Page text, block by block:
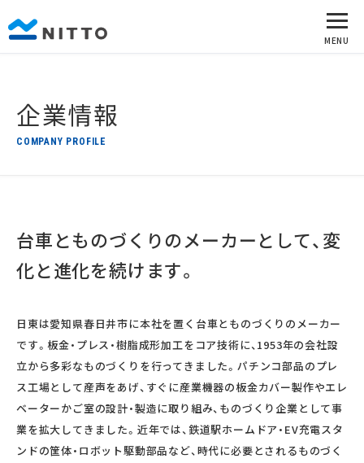
企業情報
COMPANY PROFILE
台車とものづくりのメーカーとして、 変
化と進化を続けます。
日東は愛知県春日井市に本社を置く台車とものづくりのメーカー
です。板金・プレス・樹脂成形加工をコア技術に、1953年の会社設
立から多彩なものづくりを行ってきました。パチンコ部品のプレ
ス工場として産声をあげ、すぐに産業機器の板金カバー製作やエレ
ベーターかご室の設計・製造に取り組み、ものづくり企業として事
業を拡大してきました。近年では、鉄道駅ホームドア・EV充電スタ
ンドの筐体・ロボット駆動部品など、時代に必要とされるものづく